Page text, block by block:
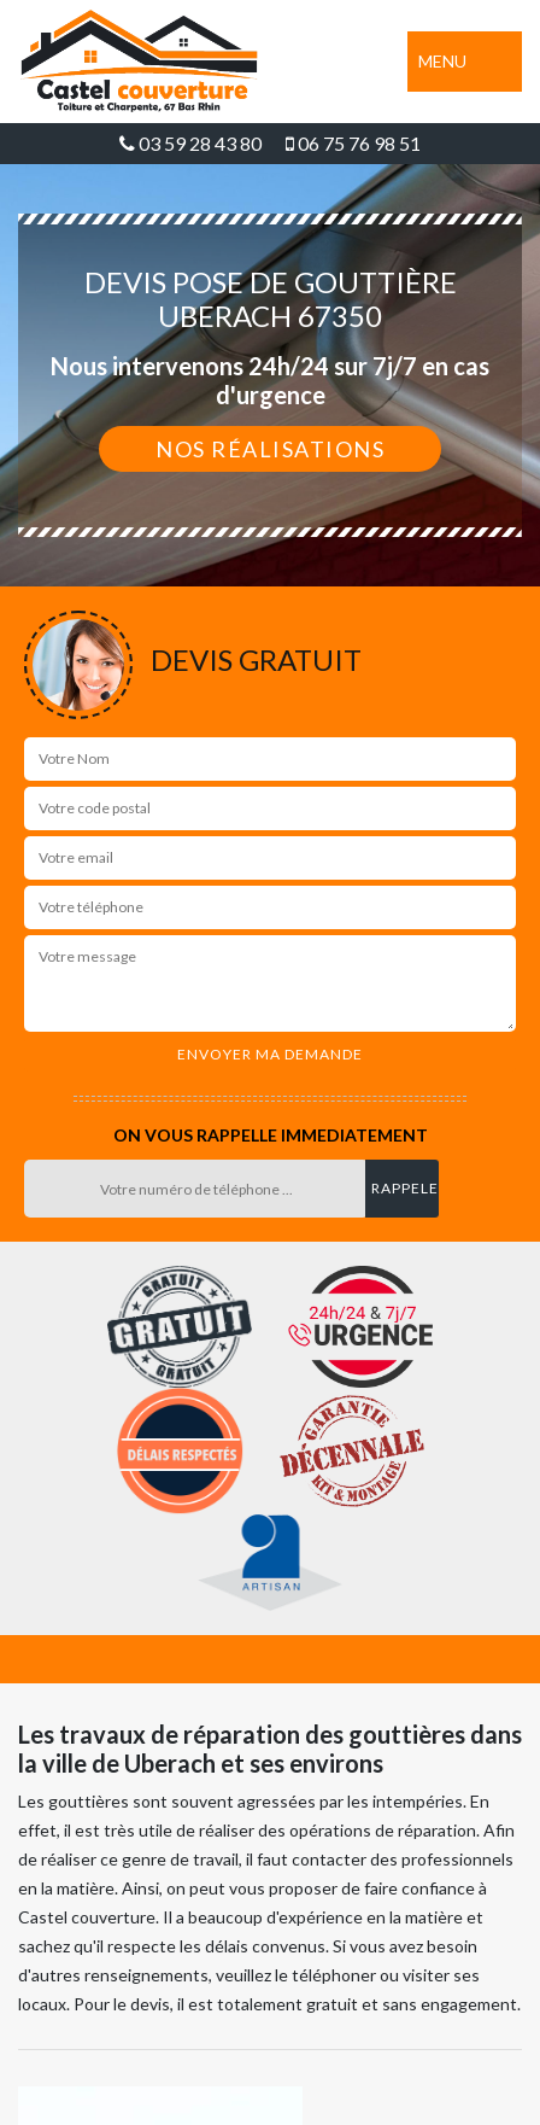
MENU
03 59 28 43 80 06 75 76 98 51
DEVIS POSE DE GOUTTIÈRE
UBERACH 67350
Nous intervenons 24h/24 sur 7j/7 en cas
d'urgence
NOS RÉALISATIONS
DEVIS GRATUIT
ON VOUS RAPPELLE IMMEDIATEMENT
Les travaux de réparation des gouttières dans
la ville de Uberach et ses environs
Les gouttières sont souvent agressées par les intempéries. En
effet, il est très utile de réaliser des opérations de réparation. Afin
de réaliser ce genre de travail, il faut contacter des professionnels
en la matière. Ainsi, on peut vous proposer de faire confiance à
Castel couverture. Il a beaucoup d'expérience en la matière et
sachez qu'il respecte les délais convenus. Si vous avez besoin
d'autres renseignements, veuillez le téléphoner ou visiter ses
locaux. Pour le devis, il est totalement gratuit et sans engagement.